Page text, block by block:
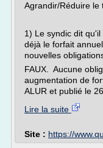
Agrandir/Réduire le
1) Le syndic dit
déjà le forfait
nouvelles
FAUX. Aucune
augmentation de
ALUR et publié le 26
Lire la suite
Site : https://